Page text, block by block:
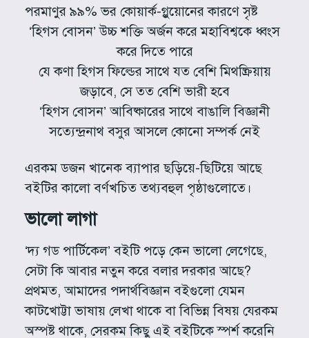
পরমাণুর ৯৯% ভর কোয়ার্ক-গ্লুয়োনের কারণে সৃষ্ট
‘হিগস বোসন’ উচ্চ শক্তি অর্জন করে মহাবিশ্বকে ধ্বংস
করে দিতে পারে
যে কণা হিগস ফিল্ডের সাথে যত বেশি মিথষ্ক্রিয়ায়
জড়াবে, সে তত বেশি ভারী হবে
‘হিগস বোসন’ আবিষ্কারের সাথে বাঙালি বিজ্ঞানী
সত্যেন্দ্রনাথ বসুর আসলে কোনো সম্পর্ক নেই
এরকম ডজন খানেক ব্যাপার ছড়িয়ে-ছিটিয়ে আছে
বইটির কালো বর্ণখচিত তথ্যবহুল পৃষ্ঠাগুলোতে।
ভালো লাগা
‘দ্য গড পার্টিকেল’ বইটি পড়ে কেন ভালো লেগেছে,
সেটা কি আবার নতুন করে বলার দরকার আছে?
প্রথমত, আমাদের পদার্থবিজ্ঞান বইগুলো যেমন
কাটখোট্টা ভাষায় লেখা থাকে বা বিভিন্ন বিষয় যেরকম
অস্পষ্ট থাকে, সেরকম কিছু এই বইটিকে স্পর্শ করেনি